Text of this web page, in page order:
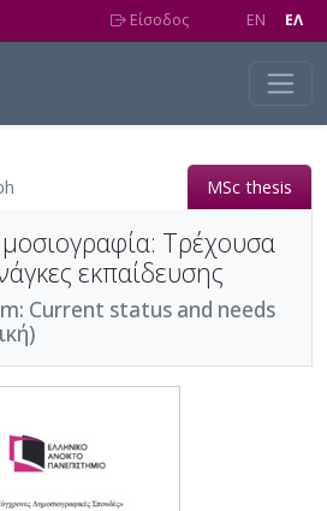
Είσοδος EN EΛ
MSc thesis
Τρέχουσα
εκπαίδευσης
Current status and needs